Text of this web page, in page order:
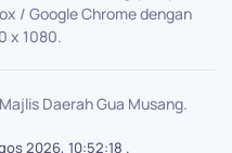
/ Google Chrome dengan
x 1080.
Majlis Daerah Gua Musang.
2026, 10:52:18 .